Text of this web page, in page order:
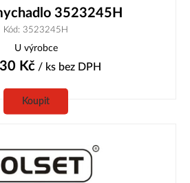
3523245H
Kód: 3523245H
U výrobce
Kč/ ks bez DPH
Koupit